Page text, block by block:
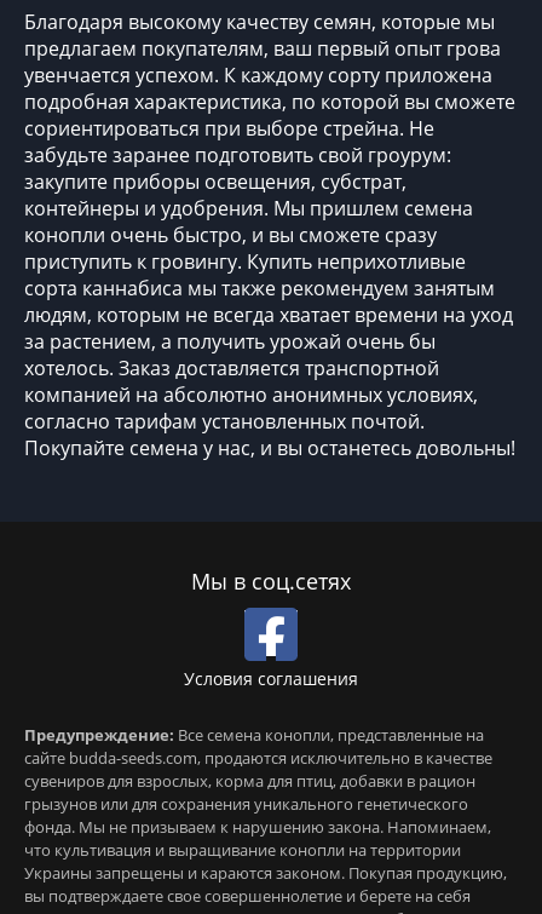
Благодаря высокому качеству семян, которые мы
предлагаем покупателям, ваш первый опыт грова
увенчается успехом. К каждому сорту приложена
подробная характеристика, по которой вы сможете
сориентироваться при выборе стрейна. Не
забудьте заранее подготовить свой гроурум:
закупите приборы освещения, субстрат,
контейнеры и удобрения. Мы пришлем семена
конопли очень быстро, и вы сможете сразу
приступить к гровингу. Купить неприхотливые
сорта каннабиса мы также рекомендуем занятым
людям, которым не всегда хватает времени на уход
за растением, а получить урожай очень бы
хотелось. Заказ доставляется транспортной
компанией на абсолютно анонимных условиях,
согласно тарифам установленных почтой.
Покупайте семена у нас, и вы останетесь довольны!
Мы в соц.сетях
Условия соглашения
Предупреждение: Все семена конопли, представленные на
сайте budda-seeds.com, продаются исключительно в качестве
сувениров для взрослых, корма для птиц, добавки в рацион
грызунов или для сохранения уникального генетического
фонда. Мы не призываем к нарушению закона. Напоминаем,
что культивация и выращивание конопли на территории
Украины запрещены и караются законом. Покупая продукцию,
вы подтверждаете свое совершеннолетие и берете на себя